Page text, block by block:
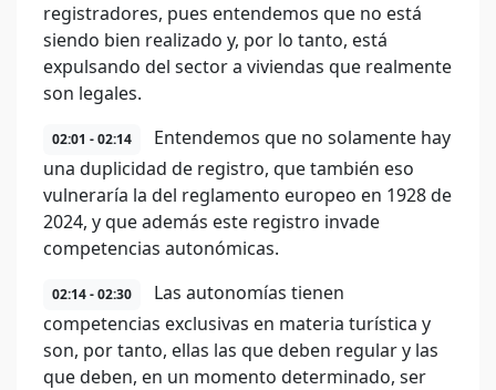
registradores, pues entendemos que no está
siendo bien realizado y, por lo tanto, está
expulsando del sector a viviendas que realmente
son legales.
02:01 - 02:14
Entendemos que no solamente hay
una duplicidad de registro, que también eso
vulneraría la del reglamento europeo en 1928 de
2024, y que además este registro invade
competencias autonómicas.
02:14 - 02:30
Las autonomías tienen
competencias exclusivas en materia turística y
son, por tanto, ellas las que deben regular y las
que deben, en un momento determinado, ser